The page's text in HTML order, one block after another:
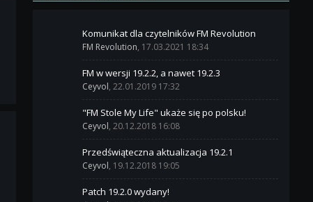
Komunikat dla czytelników FM Revolution
FM Revolution, 17.03.2021 18:34
FM w wersji 19.2.2, a nawet 19.2.3
Ceyvol, 22.01.2019 17:32
"FM Stole My Life" ukaże się po polsku!
Ceyvol, 20.12.2018 16:08
Przedświąteczna aktualizacja 19.2.1
Ceyvol, 19.12.2018 19:05
Patch 19.2.0 wydany!